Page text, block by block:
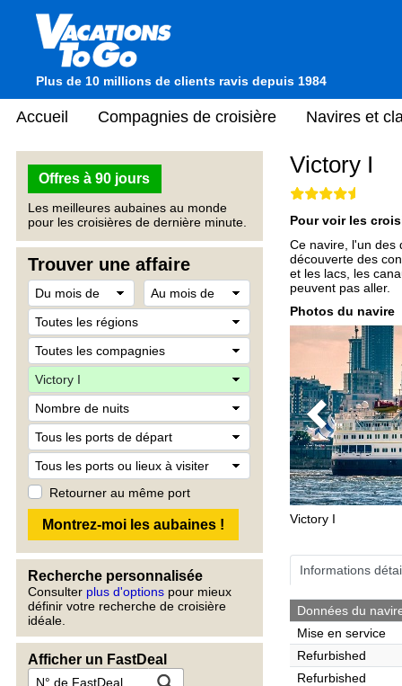
Plus de 10 millions de clients ravis depuis 1984
Accueil Compagnies de croisière Navires et
Offres à 90 jours
Les meilleures aubaines au monde
pour les croisières de dernière minute.
Trouver une affaire
Retourner au même port
Recherche personnalisée
Consulter plus d'options pour mieux
définir votre recherche de croisière
idéale.
Afficher un FastDeal
Victory I
Pour voir les
Ce navire, l'un des
découverte des
et les lacs, les
peuvent pas aller.
Photos du navire
Previous
Victory I
Informations
Données du
Mise en service
Refurbished
Refurbished